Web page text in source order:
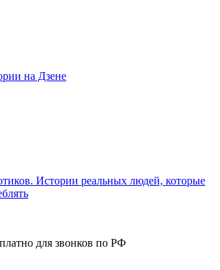
на Дзене
Истории реальных людей, которые
для звонков по РФ